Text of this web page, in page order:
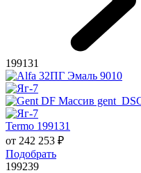
199131
Termo 199131
от 242 253 ₽
Подобрать
199239